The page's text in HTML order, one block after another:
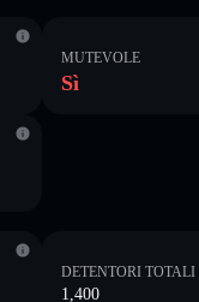
MUTEVOLE
Sì
DETENTORI TOTALI
1,400